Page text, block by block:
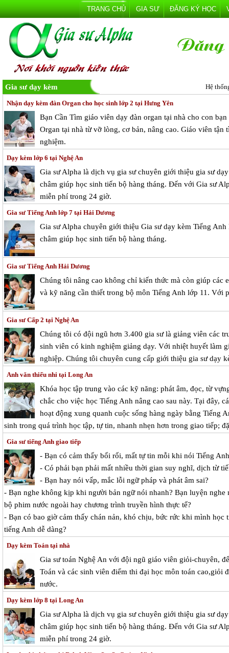
TRANG CHỦ GIA SƯ ĐĂNG KÝ HỌC
Gia sư dạy kèm Hệ
Nhận dạy kèm đàn Organ cho học sinh lớp 2 tại Hưng Yên
Bạn Cần Tìm giáo viên dạy đàn organ tại nhà cho con
Organ tại nhà từ vỡ lòng, cơ bản, nâng cao. Giáo viên
nghiệm.
Dạy kèm lớp 6 tại Nghệ An
Gia sư Alpha là dịch vụ gia sư chuyên giới thiệu gia sư
châm giúp học sinh tiến bộ hàng tháng. Đến với Gia sư
miễn phí trong 24 giờ.
Gia sư Tiếng Anh lớp 7 tại Hải Dương
Gia sư Alpha chuyên giới thiệu Gia sư dạy kèm Tiếng
châm giúp học sinh tiến bộ hàng tháng.
Gia sư Tiếng Anh Hải Dương
Chúng tôi nâng cao không chỉ kiến thức mà còn giúp các
và kỹ năng cần thiết trong bộ môn Tiếng Anh lớp 11. Với
Gia sư Cấp 2 tại Nghệ An
Chúng tôi có đội ngũ hơn 3.400 gia sư là giảng viên các
sinh viên có kinh nghiệm giảng dạy. Với nhiệt huyết làm
nghiệp. Chúng tôi chuyên cung cấp giới thiệu gia sư dạy
Anh văn thiếu nhi tại Long An
Khóa học tập trung vào các kỹ năng: phát âm, đọc, từ
chắc cho việc học Tiếng Anh nâng cao sau này. Tại đây,
hoạt động xung quanh cuộc sống hàng ngày bằng Tiếng
sinh trong quá trình học tập, tự tin, nhanh nhẹn hơn trong giao tiếp;
Gia sư tiếng Anh giao tiếp
- Bạn có cảm thấy bối rối, mất tự tin mỗi khi nói Tiếng
- Có phải bạn phải mất nhiều thời gian suy nghĩ, dịch từ
- Bạn hay nói vấp, mắc lỗi ngữ pháp và phát âm sai?
- Bạn nghe không kịp khi người bản ngữ nói nhanh? Bạn luyện
bộ phim nước ngoài hay chương trình truyền hình thực tế?
- Bạn có bao giờ cảm thấy chán nản, khó chịu, bức rức khi mình học
tiếng Anh dễ dàng?
Dạy kèm Toán tại nhà
Gia sư toán Nghệ An với đội ngũ giáo viên giỏi-chuyên,
Toán và các sinh viên điểm thi đại học môn toán cao,giỏi
nước.
Dạy kèm lớp 8 tại Long An
Gia sư Alpha là dịch vụ gia sư chuyên giới thiệu gia sư
châm giúp học sinh tiến bộ hàng tháng. Đến với Gia sư
miễn phí trong 24 giờ.